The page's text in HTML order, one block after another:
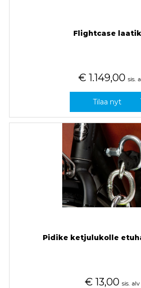
Flightcase
€ 1.149,00 sis.
Tilaa nyt
Pidike ketjulukolle
€ 13,00 sis. alv